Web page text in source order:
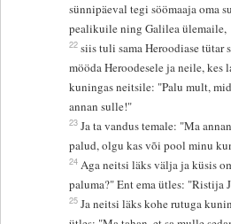
sünnipäeval tegi söömaaja oma
pealikuile ning Galilea ülemaile,
22 siis tuli sama Heroodiase tütar
mööda Heroodesele ja neile, kes
kuningas neitsile: "Palu mult,
annan sulle!"
23 Ja ta vandus temale: "Ma
palud, olgu kas või pool minu
24 Aga neitsi läks välja ja küsis
paluma?" Ent ema ütles: "Ristija
25 Ja neitsi läks kohe rutuga